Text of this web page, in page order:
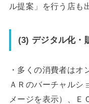
ル提案」を行う店も
(3) デジタル化・
・多くの消費者はオ
ＡＲのバーチャルシ
メージを表示）、Ｅ